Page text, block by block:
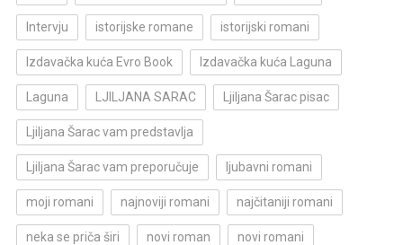
Intervju istorijske romane istorijski romani
Izdavačka kuća Evro Book Izdavačka kuća Laguna
Laguna LJILJANA SARAC Ljiljana Šarac pisac
Ljiljana Šarac vam predstavlja
Ljiljana Šarac vam preporučuje ljubavni romani
moji romani najnoviji romani najčitaniji romani
neka se priča širi novi roman novi romani